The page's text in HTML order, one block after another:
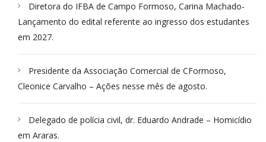
Diretora do IFBA de Campo Formoso, Carina Machado-
Lançamento do edital referente ao ingresso dos estudantes
em 2027.
Presidente da Associação Comercial de CFormoso,
Cleonice Carvalho – Ações nesse mês de agosto.
Delegado de polícia civil, dr. Eduardo Andrade – Homicídio
em Araras.